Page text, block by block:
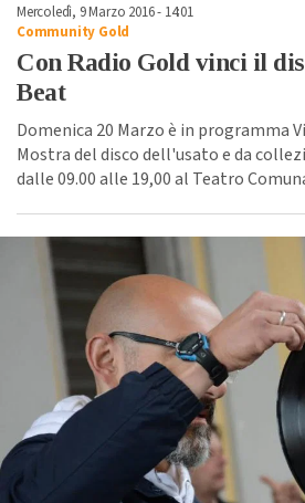
Mercoledì, 9 Marzo 2016 - 14:01
Community Gold
Con Radio Gold vinci il
Beat
Domenica 20 Marzo è in programma
Mostra del disco dell'usato e da
dalle 09.00 alle 19,00 al Teatro